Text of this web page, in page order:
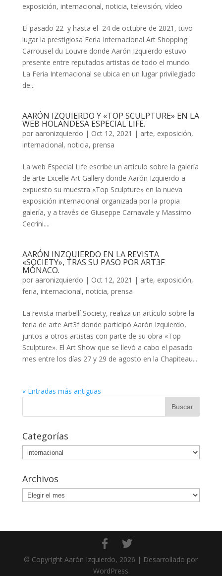
exposición, internacional, noticia,televisión, vídeo
El pasado 22 y hasta el 24 de octubre de 2021, tuvo
lugar la prestigiosa Feria Internacional Art Shopping
Carrousel du Louvre donde Aarón Izquierdo estuvo
presente entre reputados artistas de todo el mundo.
La Feria Internacional se ubica en un lugar privilegiado
de...
AARÓN IZQUIERDO Y «TOP SCULPTURE» EN LA
WEB HOLANDESA ESPECIAL LIFE.
por aaronizquierdo | Oct 12, 2021 | arte, exposición,
internacional, noticia, prensa
La web Especial Life escribe un artículo sobre la galería
de arte Excelle Art Gallery donde Aarón Izquierdo a
expuesto su muestra «Top Sculpture» en la nueva
exposición internacional organizada por la propia
galería, y a través de Giuseppe Carnavale y Massimo
Cecrini....
AARÓN INZQUIERDO EN LA REVISTA
«SOCIETY», TRAS SU PASO POR ART3F
MÓNACO.
por aaronizquierdo | Oct 12, 2021 | arte, exposición,
feria, internacional, noticia, prensa
La revista marbellí Society, realiza un artículo sobre la
feria de arte Art3f donde participó Aarón Izquierdo,
juntos a otros artistas con parte de su obra «Top
Sculpture». El Art Show que se llevó a cabo el pasado
mes entre los días 27 y 29 de agosto en la Chapiteau...
« Entradas más antiguas
Categorías
Categorías
Archivos
Archivos
© Copyright Aarón Izquierdo, 2026 | Desarrollado por
WordPress